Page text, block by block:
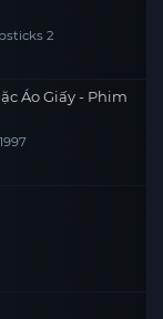
2
Áo Giấy - Phim